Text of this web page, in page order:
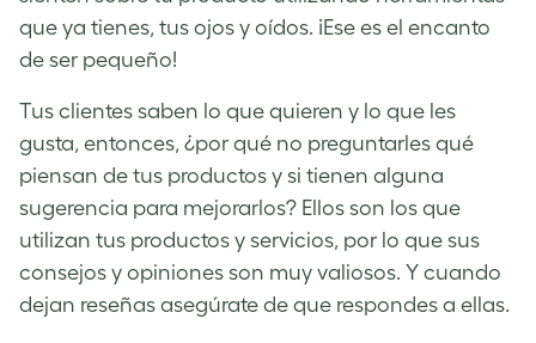
que ya tienes, tus ojos y oídos. ¡Ese es el encanto
de ser pequeño!
Tus clientes saben lo que quieren y lo que les
gusta, entonces, ¿por qué no preguntarles qué
piensan de tus productos y si tienen alguna
sugerencia para mejorarlos? Ellos son los que
utilizan tus productos y servicios, por lo que sus
consejos y opiniones son muy valiosos. Y cuando
dejan reseñas asegúrate de que respondes a ellas.